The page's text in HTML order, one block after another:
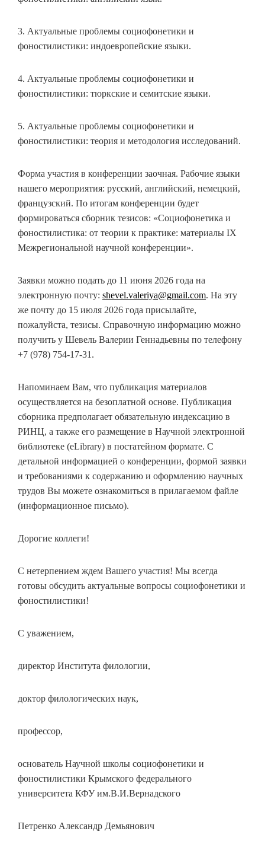
3. Актуальные проблемы социофонетики и
фоностилистики: индоевропейские языки.
4. Актуальные проблемы социофонетики и
фоностилистики: тюркские и семитские языки.
5. Актуальные проблемы социофонетики и
фоностилистики: теория и методология исследований.
Форма участия в конференции заочная. Рабочие языки
нашего мероприятия: русский, английский, немецкий,
французский. По итогам конференции будет
формироваться сборник тезисов: «Социофонетика и
фоностилистика: от теории к практике: материалы IX
Межрегиональной научной конференции».
Заявки можно подать до 11 июня 2026 года на
электронную почту: shevel.valeriya@gmail.com. На эту
же почту до 15 июля 2026 года присылайте,
пожалуйста, тезисы. Справочную информацию можно
получить у Шевель Валерии Геннадьевны по телефону
+7 (978) 754-17-31.
Напоминаем Вам, что публикация материалов
осуществляется на безоплатной основе. Публикация
сборника предполагает обязательную индексацию в
РИНЦ, а также его размещение в Научной электронной
библиотеке (eLibrary) в постатейном формате. С
детальной информацией о конференции, формой заявки
и требованиями к содержанию и оформлению научных
трудов Вы можете ознакомиться в прилагаемом файле
(информационное письмо).
Дорогие коллеги!
С нетерпением ждем Вашего участия! Мы всегда
готовы обсудить актуальные вопросы социофонетики и
фоностилистики!
С уважением,
директор Института филологии,
доктор филологических наук,
профессор,
основатель Научной школы социофонетики и
фоностилистики Крымского федерального
университета КФУ им.В.И.Вернадского
Петренко Александр Демьянович